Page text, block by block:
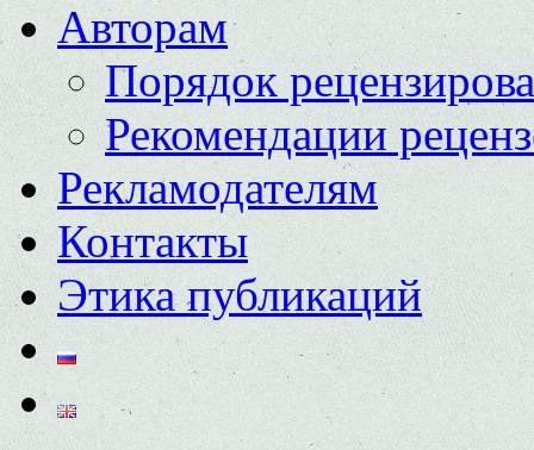
Авторам
Порядок
Рекомендации
Рекламодателям
Контакты
Этика публикаций